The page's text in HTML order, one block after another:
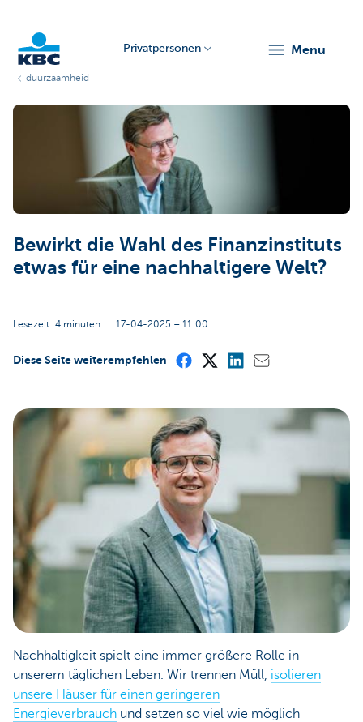
Privatpersonen menu
duurzaamheid
Bewirkt die Wahl des Finanzinstituts
etwas für eine nachhaltigere Welt?
Lesezeit: 4 minuten 17-04-2025 – 11:00
Diese Seite weiterempfehlen
Nachhaltigkeit spielt eine immer größere Rolle in
unserem täglichen Leben. Wir trennen Müll, isolieren
unsere Häuser für einen geringeren
Energieverbrauch und setzen so viel wie möglich